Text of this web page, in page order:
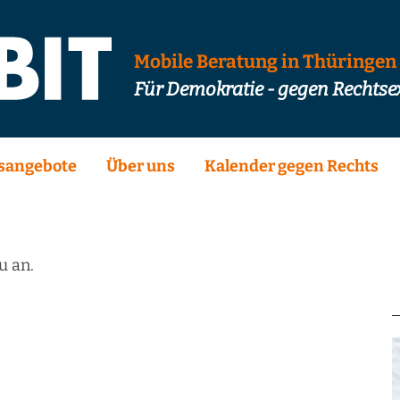
Mobile Beratung in Thüringen
Für Demokratie - gegen
Über uns Kalender gegen Rechts
an.